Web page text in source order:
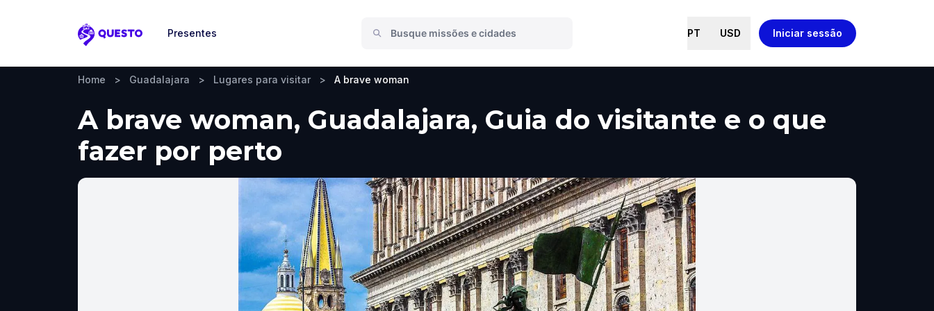
Questo
Presentes PT USD Iniciar sessão
Home > Guadalajara > Lugares para visitar > A brave woman
A brave woman, Guadalajara, Guia do visitante e o que
fazer por perto